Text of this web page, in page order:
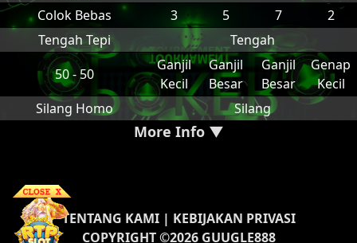
Colok Bebas
3 5 7
2
Tengah Tepi
Tengah
50 - 50
Ganjil
Kecil
Ganjil
Besar
Ganjil
Besar
Genap
Kecil
Silang Homo
Silang
More Info ▼
TENTANG KAMI| KEBIJAKAN PRIVASI
COPYRIGHT ©2026 GUUGLE888